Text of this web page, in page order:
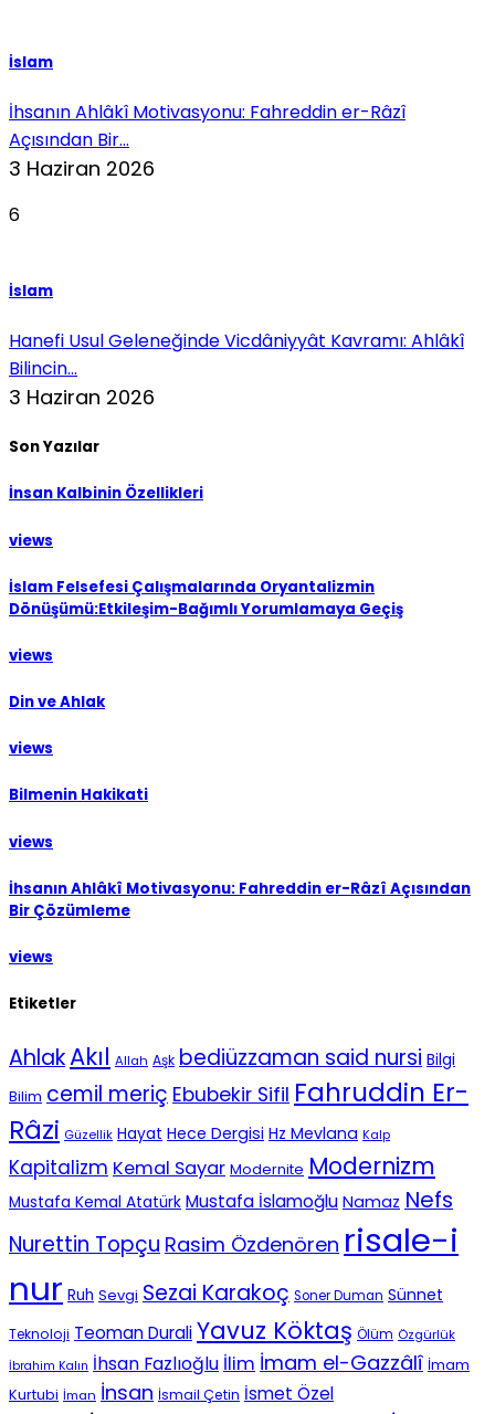
İslam
İhsanın Ahlâkî Motivasyonu: Fahreddin er-Râzî
Açısından Bir...
3 Haziran 2026
6
İslam
Hanefi Usul Geleneğinde Vicdâniyyât Kavramı: Ahlâkî
Bilincin...
3 Haziran 2026
Son Yazılar
İnsan Kalbinin Özellikleri
views
İslam Felsefesi Çalışmalarında Oryantalizmin
Dönüşümü:Etkileşim-Bağımlı Yorumlamaya Geçiş
views
Din ve Ahlak
views
Bilmenin Hakikati
views
İhsanın Ahlâkî Motivasyonu: Fahreddin er-Râzî Açısından
Bir Çözümleme
views
Etiketler
AhlakAkıl Allah Aşk bediüzzaman said nursi Bilgi
Bilim cemil meriç Ebubekir Sifil Fahruddin Er-
Râzi Güzellik Hayat Hece Dergisi Hz Mevlana Kalp
Kapitalizm Kemal Sayar Modernite Modernizm
Mustafa Kemal Atatürk Mustafa İslamoğlu Namaz Nefs
Nurettin Topçu Rasim Özdenören risale-i
nur Ruh Sevgi Sezai Karakoç Soner Duman Sünnet
Teknoloji Teoman DuraliYavuz Köktaş Ölüm Özgürlük
İbrahim Kalın İhsan Fazlıoğlu İlim İmam el-Gazzâlî İmam
Kurtubi İman İnsan İsmail Çetin İsmet Özel